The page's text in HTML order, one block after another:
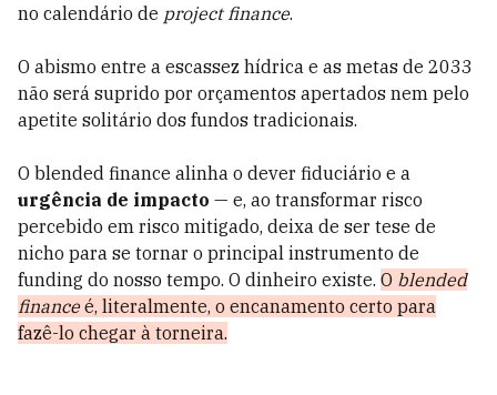
no calendário de project finance.
O abismo entre a escassez hídrica e as metas de 2033
não será suprido por orçamentos apertados nem pelo
apetite solitário dos fundos tradicionais.
O blended finance alinha o dever fiduciário e a
urgência de impacto — e, ao transformar risco
percebido em risco mitigado, deixa de ser tese de
nicho para se tornar o principal instrumento de
funding do nosso tempo. O dinheiro existe. O blended
financeé, literalmente, o encanamento certo para
fazê-lo chegar à torneira.